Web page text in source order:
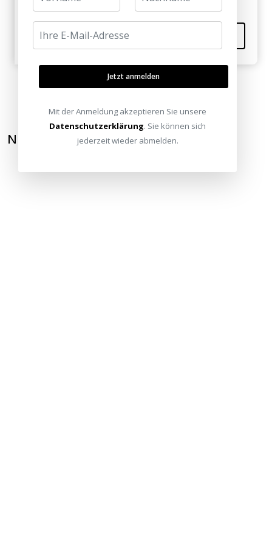
Kommentieren
NEWSLETTER ABONNIEREN
Jetzt anmelden
Mit der Anmeldung akzeptieren Sie unsere
Datenschutzerklärung. Sie können sich
jederzeit wieder abmelden.